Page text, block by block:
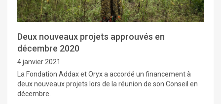
Deux nouveaux projets approuvés en
décembre 2020
4 janvier 2021
La Fondation Addax et Oryx a accordé un financement à
deux nouveaux projets lors de la réunion de son Conseil en
décembre.